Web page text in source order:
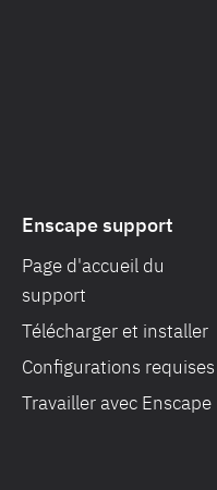
Enscape support
Page d'accueil du
support
Télécharger et installer
Configurations requises
Travailler avec Enscape